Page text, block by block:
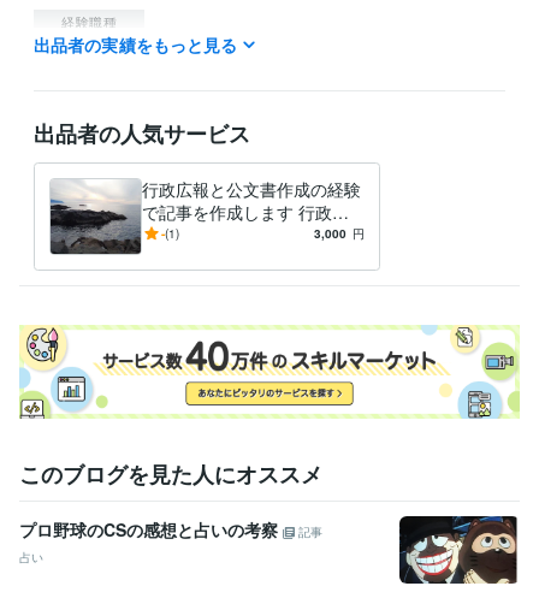
経験職種
クリエイター / ライター・編集 経験年数 : 3年
管理 / 総務 経験年数 : 14年
事務・ビジネスサポート / 事務（一般事務）
ライフスタイル・その他 / 公務員
職歴
オフィス・イコアン 2021年6月 ~ 現在
ビジネス・クリエイティブツール
Excel:25年Google スプレッドシート:3年Word:25年
文章の校正:25年
得意分野
ライティング・翻訳 文章作成と校正。通知文や手紙の校正など。
出品者の実績をもっと見る
出品者の人気サービス
行政広報と公文書作成の経験
で記事を作成します 行政広
報と公文書作成の経験で記事
-(1) 3,000 円
このブログを見た人にオススメ
プロ野球のCSの感想と占いの考察
記事
占い